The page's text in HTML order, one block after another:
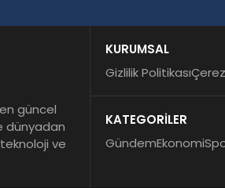
güncel
dünyadan
ve
KURUMSAL
Gizlilik Politikası
KATEGORİLER
GündemEkonomi